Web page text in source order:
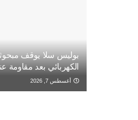
بوليس سلا يوقف
الكهربائي بعد مقاومة
أغسطس 7, 2026